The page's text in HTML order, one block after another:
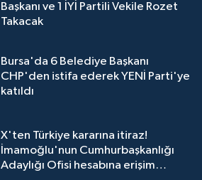
Başkanı ve 1 İYİ Partili Vekile Rozet
Takacak
Bursa'da 6 Belediye Başkanı
CHP'den istifa ederek YENİ Parti'ye
katıldı
X'ten Türkiye kararına itiraz!
İmamoğlu'nun Cumhurbaşkanlığı
Adaylığı Ofisi hesabına erişim